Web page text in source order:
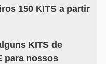
150 KITS a partir
KITS de
para nossos